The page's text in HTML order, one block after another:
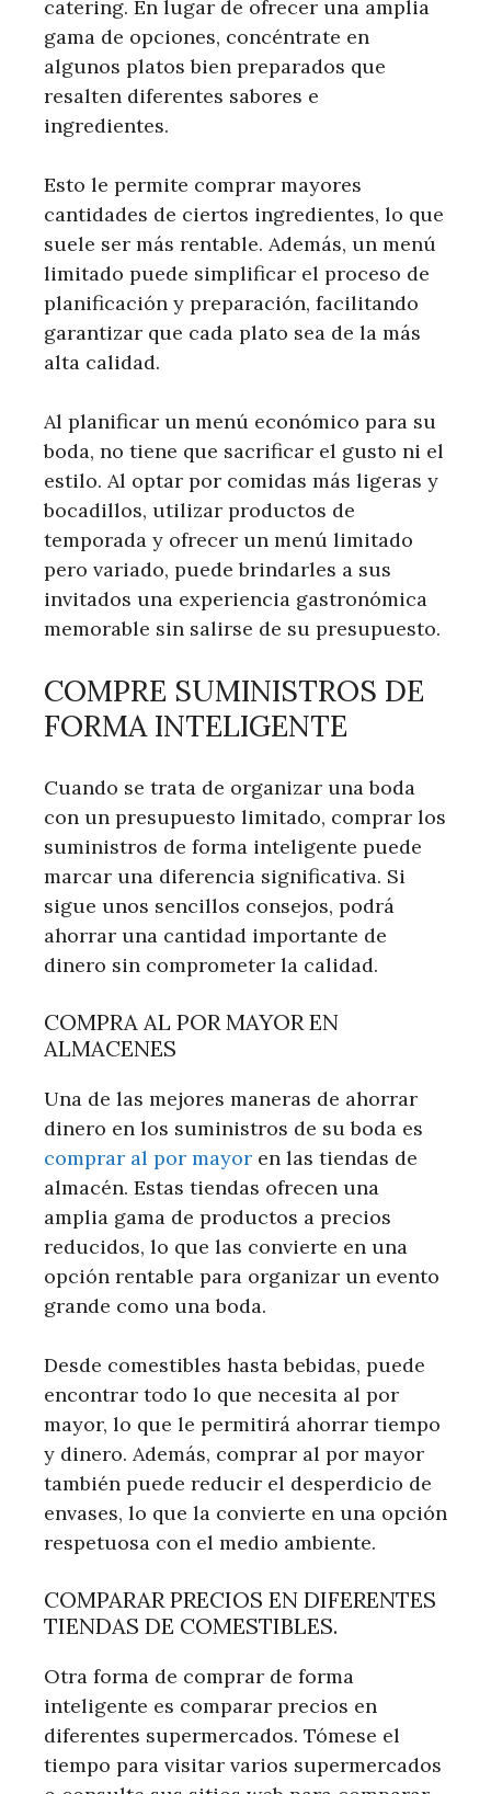
catering. En lugar de ofrecer una amplia
gama de opciones, concéntrate en
algunos platos bien preparados que
resalten diferentes sabores e
ingredientes.
Esto le permite comprar mayores
cantidades de ciertos ingredientes, lo que
suele ser más rentable. Además, un menú
limitado puede simplificar el proceso de
planificación y preparación, facilitando
garantizar que cada plato sea de la más
alta calidad.
Al planificar un menú económico para su
boda, no tiene que sacrificar el gusto ni el
estilo. Al optar por comidas más ligeras y
bocadillos, utilizar productos de
temporada y ofrecer un menú limitado
pero variado, puede brindarles a sus
invitados una experiencia gastronómica
memorable sin salirse de su presupuesto.
COMPRE SUMINISTROS DE
FORMA INTELIGENTE
Cuando se trata de organizar una boda
con un presupuesto limitado, comprar los
suministros de forma inteligente puede
marcar una diferencia significativa. Si
sigue unos sencillos consejos, podrá
ahorrar una cantidad importante de
dinero sin comprometer la calidad.
COMPRA AL POR MAYOR EN
ALMACENES
Una de las mejores maneras de ahorrar
dinero en los suministros de su boda es
comprar al por mayor en las tiendas de
almacén. Estas tiendas ofrecen una
amplia gama de productos a precios
reducidos, lo que las convierte en una
opción rentable para organizar un evento
grande como una boda.
Desde comestibles hasta bebidas, puede
encontrar todo lo que necesita al por
mayor, lo que le permitirá ahorrar tiempo
y dinero. Además, comprar al por mayor
también puede reducir el desperdicio de
envases, lo que la convierte en una opción
respetuosa con el medio ambiente.
COMPARAR PRECIOS EN DIFERENTES
TIENDAS DE COMESTIBLES.
Otra forma de comprar de forma
inteligente es comparar precios en
diferentes supermercados. Tómese el
tiempo para visitar varios supermercados